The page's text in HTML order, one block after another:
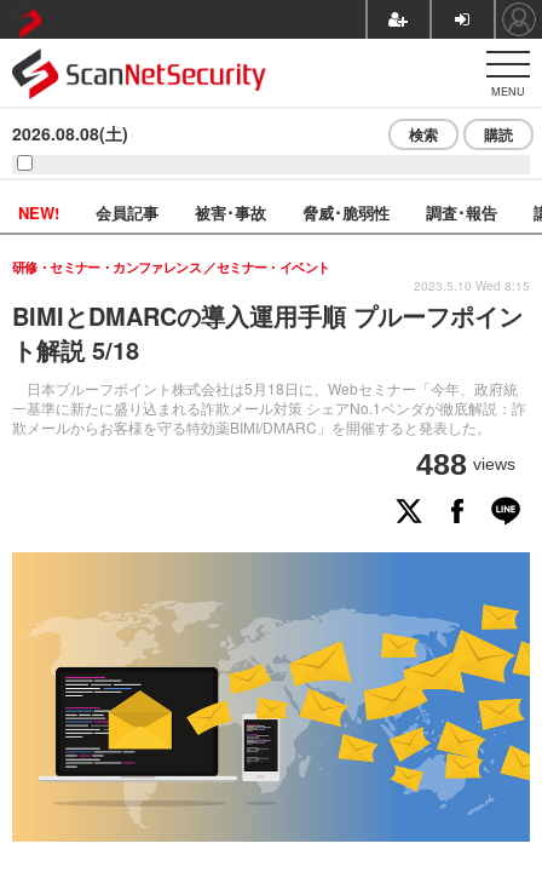
MENU
2026.08.08(土) 検索 購読
NEW! 会員記事 被害･事故 脅威･脆弱性 調査･報告
BIMIとDMARCの導入運用手順 プルーフポイン
ト解説 5/18
日本プルーフポイント株式会社は5月18日に、Webセミナー「今年、政府統
一基準に新たに盛り込まれる詐欺メール対策 シェアNo.1ベンダが徹底解説：詐
欺メールからお客様を守る特効薬BIMI/DMARC」を開催すると発表した。
研修・セミナー・カンファレンス セミナー・イベント
488 views
2023.5.10 Wed 8:15